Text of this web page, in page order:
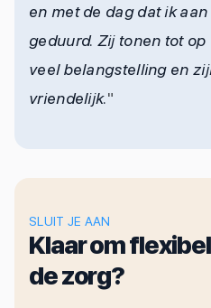
en met de dag dat ik
geduurd. Zij tonen tot
veel belangstelling en
vriendelijk."
SLUIT JE AAN
Klaar om
de zorg?